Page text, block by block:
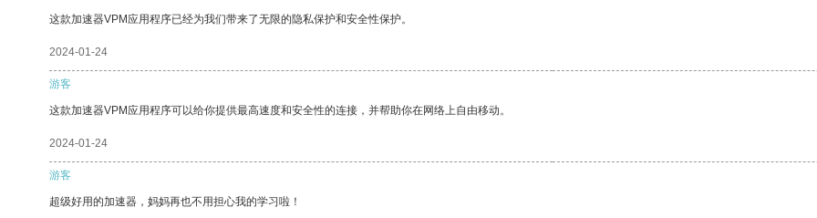
这款加速器VPM应用程序已经为我们带来了无限的隐私保护和安全性保护。
2024-01-24
游客
这款加速器VPM应用程序可以给你提供最高速度和安全性的连接，并帮助你在网络上自由移动。
2024-01-24
游客
超级好用的加速器，妈妈再也不用担心我的学习啦！